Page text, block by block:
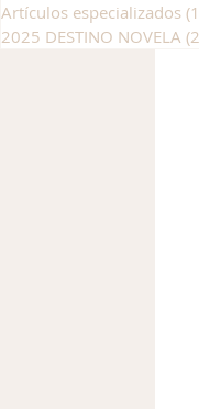
Artículos especializados
2025 DESTINO NOVELA